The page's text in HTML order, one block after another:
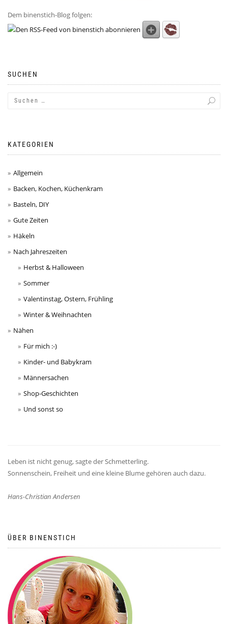
Dem binenstich-Blog folgen:
SUCHEN
KATEGORIEN
Allgemein
Backen, Kochen, Küchenkram
Basteln, DIY
Gute Zeiten
Häkeln
Nach Jahreszeiten
Herbst & Halloween
Sommer
Valentinstag, Ostern, Frühling
Winter & Weihnachten
Nähen
Für mich :-)
Kinder- und Babykram
Männersachen
Shop-Geschichten
Und sonst so
Leben ist nicht genug, sagte der Schmetterling.
Sonnenschein, Freiheit und eine kleine Blume gehören auch dazu.
Hans-Christian Andersen
ÜBER BINENSTICH